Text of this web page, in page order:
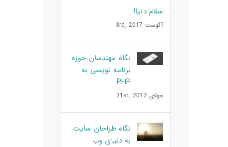
سلام دنیا!
آگوست 3rd, 2017
نگاه مهندسان حوزه
برنامه نویسی به
PHP
جولای 31st, 2012
نگاه طراحان سایت
به دنیای وب